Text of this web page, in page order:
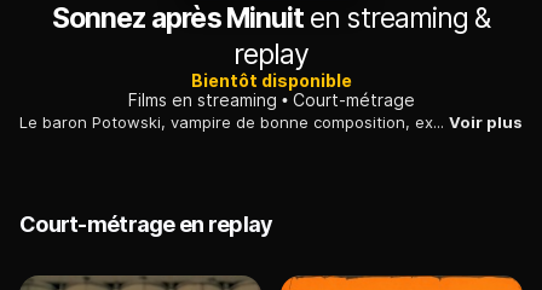
Sonnez après Minuiten streaming &
replay
Bientôt disponible
Films en streaming
Court-métrage
Le baron Potowski, vampire de bonne composition, exproprié de son caveau du cimetière du Montparnasse, est contraint d’aller vivre en HLM, au milieu des vivants. Cet étrange voisin qui a bien du mal à se faire accepter s’enfonce dans la solitude jusqu’à ce qu’il rencontre la jeune Sarah. Voir plus
Court-métrage en replay